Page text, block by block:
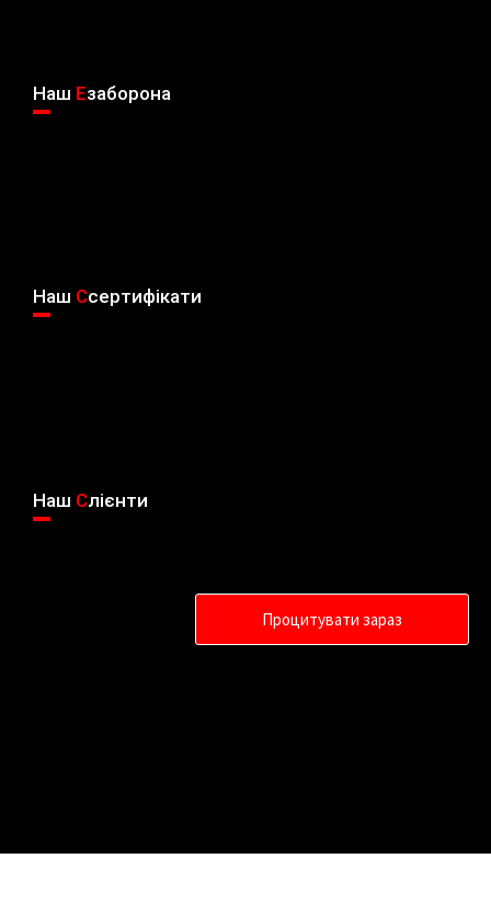
Наш Eзаборона
Наш Cсертифікати
Наш Cлієнти
Процитувати зараз